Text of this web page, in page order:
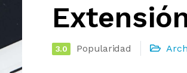
3.0 Popularidad